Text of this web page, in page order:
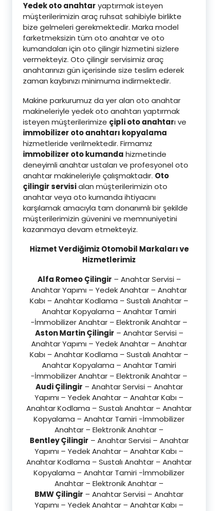
Yedek oto anahtar yaptırmak isteyen
müşterilerimizin araç ruhsat sahibiyle birlikte
bize gelmeleri gerekmektedir. Marka model
farketmeksizin tüm oto anahtar ve oto
kumandaları için oto çilingir hizmetini sizlere
vermekteyiz. Oto çilingir servisimiz araç
anahtarınızı gün içerisinde size teslim ederek
zaman kaybınızı minimuma indirmektedir.
Makine parkurumuz da yer alan oto anahtar
makineleriyle yedek oto anahtarı yaptırmak
isteyen müşterilerimize çipli oto anahtarı ve
immobilizer oto anahtarı kopyalama
hizmetleride verilmektedir. Firmamız
immobilizer oto kumanda hizmetinde
deneyimli anahtar ustaları ve profesyonel oto
anahtar makineleriyle çalışmaktadır. Oto
çilingir servisialan müşterilerimizin oto
anahtar veya oto kumanda ihtiyacını
karşılamak amacıyla tam donanımlı bir şekilde
müşterilerimizin güvenini ve memnuniyetini
kazanmaya devam etmekteyiz.
Hizmet Verdiğimiz Otomobil Markaları ve
Hizmetlerimiz
Alfa Romeo Çilingir – Anahtar Servisi –
Anahtar Yapımı – Yedek Anahtar – Anahtar
Kabı – Anahtar Kodlama – Sustalı Anahtar –
Anahtar Kopyalama – Anahtar Tamiri
-İmmobilizer Anahtar – Elektronik Anahtar –
Aston Martin Çilingir – Anahtar Servisi –
Anahtar Yapımı – Yedek Anahtar – Anahtar
Kabı – Anahtar Kodlama – Sustalı Anahtar –
Anahtar Kopyalama – Anahtar Tamiri
-İmmobilizer Anahtar – Elektronik Anahtar –
Audi Çilingir – Anahtar Servisi – Anahtar
Yapımı – Yedek Anahtar – Anahtar Kabı –
Anahtar Kodlama – Sustalı Anahtar – Anahtar
Kopyalama – Anahtar Tamiri -İmmobilizer
Anahtar – Elektronik Anahtar –
Bentley Çilingir – Anahtar Servisi – Anahtar
Yapımı – Yedek Anahtar – Anahtar Kabı –
Anahtar Kodlama – Sustalı Anahtar – Anahtar
Kopyalama – Anahtar Tamiri -İmmobilizer
Anahtar – Elektronik Anahtar –
BMW Çilingir – Anahtar Servisi – Anahtar
Yapımı – Yedek Anahtar – Anahtar Kabı –